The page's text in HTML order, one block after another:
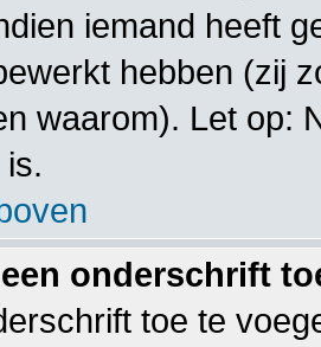
iemand heeft
hebben (zij
waarom). Let op:
onderschrift
toe te